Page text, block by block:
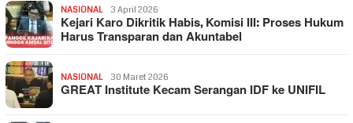
NASIONAL 3 April 2026
Kejari Karo Dikritik Habis, Komisi III: Proses Hukum
Harus Transparan dan Akuntabel
NASIONAL 30 Maret 2026
GREAT Institute Kecam Serangan IDF ke UNIFIL